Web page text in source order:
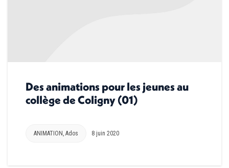
Des animations pour les jeunes au
collège de Coligny (01)
ANIMATION , Ados 8 juin 2020